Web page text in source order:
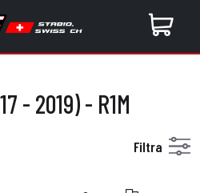
- 2019) - R1M
Filtra